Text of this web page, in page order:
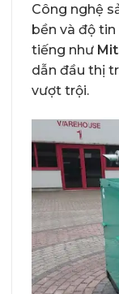
Công nghệ
bền và độ
tiếng như
dẫn đầu thị
vượt trội.